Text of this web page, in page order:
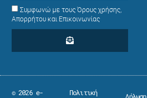
Συμφωνώ με τους Όρους χρήσης,
Απορρήτου και Επικοινωνίας
© 2026 e-
Πολιτική
Δήλωση